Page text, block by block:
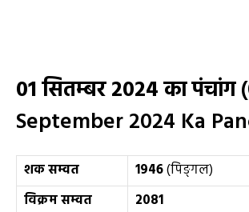
01सितम्बर2024का पंचांग
September 2024 Ka
शक सम्वत 1946(पिङ्गल)
विक्रम सम्वत
2081